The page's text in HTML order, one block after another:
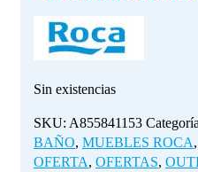
Sin existencias
SKU: A855841153
BAÑO, MUEBLES ROCA,
OFERTA, OFERTAS,